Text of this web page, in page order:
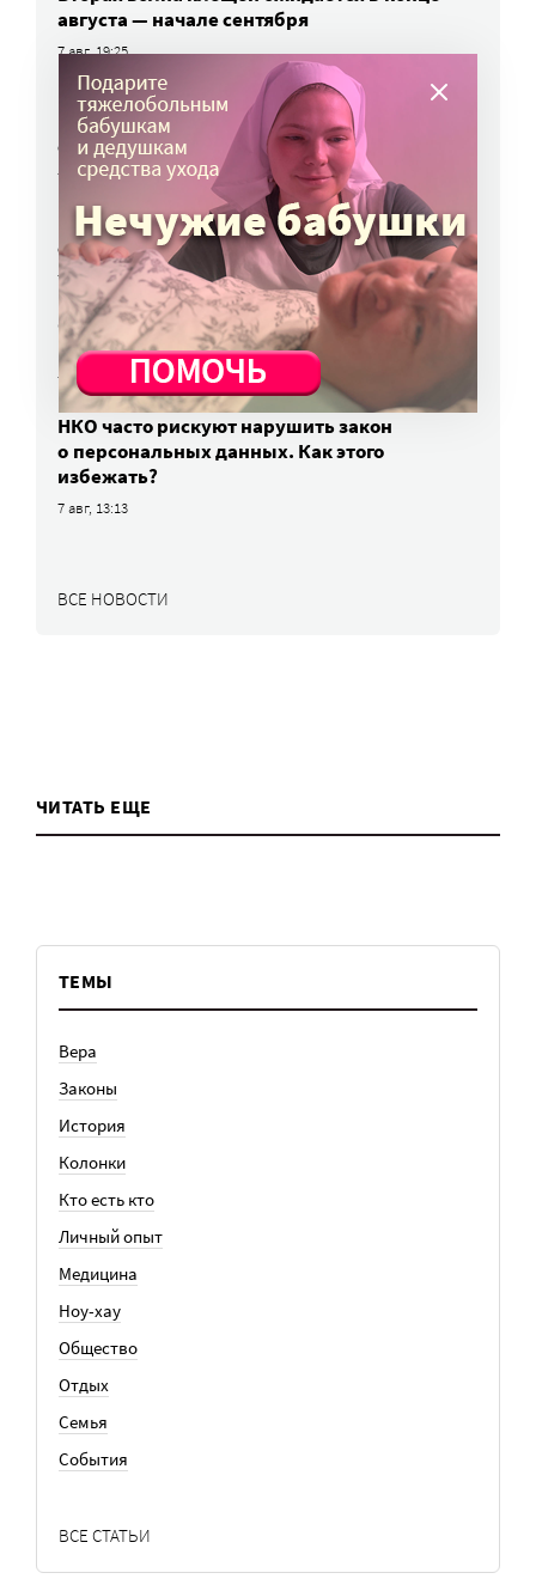
августа — начале сентября
7 авг, 19:25
Родных, которые могут взять ребенка
из проблемной семьи, предлагают искать
с полицией
7 авг, 17:06
Родителей детей-инвалидов просят пройти
опрос о трудоустройстве
7 авг, 15:34
«Энхерту» от рака груди включили
в перечень жизненно важных препаратов
7 авг, 15:15
НКО часто рискуют нарушить закон
о персональных данных. Как этого
избежать?
7 авг, 13:13
ВСЕ НОВОСТИ
ЧИТАТЬ ЕЩЕ
ТЕМЫ
Вера
Законы
История
Колонки
Кто есть кто
Личный опыт
Медицина
Ноу-хау
Общество
Отдых
Семья
События
ВСЕ СТАТЬИ